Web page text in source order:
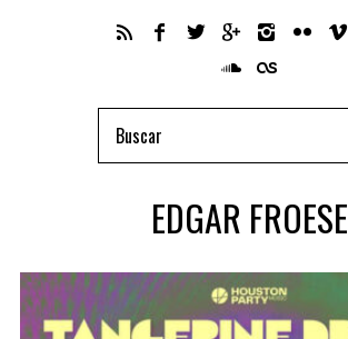
EDGAR FROESE